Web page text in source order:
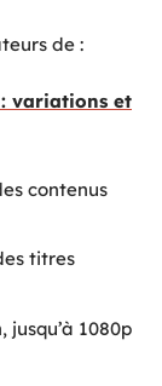
de :
: variations et
contenus
titres
1080p